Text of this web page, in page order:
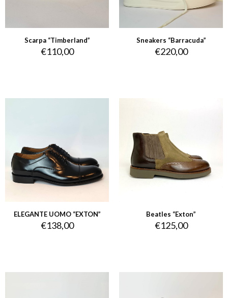
Scarpa “Timberland”
€110,00
Sneakers “Barracuda”
€220,00
ELEGANTE UOMO “EXTON”
€138,00
Beatles “Exton”
€125,00